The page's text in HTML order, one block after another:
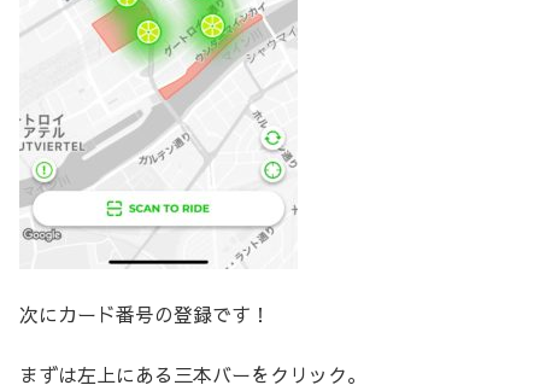
次にカード番号の登録です！
まずは左上にある三本バーをクリック。